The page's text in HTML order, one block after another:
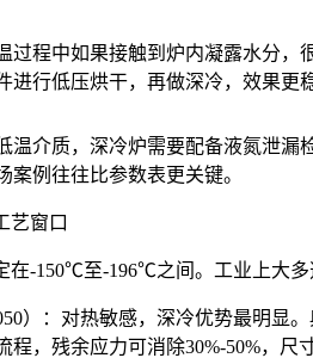
过程中如果接触到炉内凝露水分
进行低压烘干，再做深冷，效果更
温介质，深冷炉需要配备液氮泄
案例往往比参数表更关键。
艺窗口
在-150℃至-196℃之间。工业上大
）：对热敏感，深冷优势最明显
程，残余应力可消除30%-50%，尺